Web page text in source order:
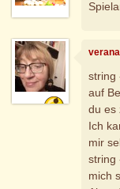
verana
string
auf
du es
Ich
mir
string
mich